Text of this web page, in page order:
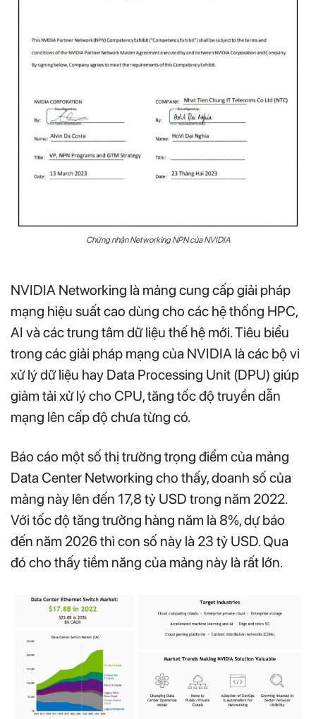
Chứng nhận Networking NPN của NVIDIA
NVIDIA Networking là mảng cung cấp giải pháp
mạng hiệu suất cao dùng cho các hệ thống HPC,
AI và các trung tâm dữ liệu thế hệ mới. Tiêu biểu
trong các giải pháp mạng của NVIDIA là các bộ vi
xử lý dữ liệu hay Data Processing Unit (DPU) giúp
giảm tải xử lý cho CPU, tăng tốc độ truyền dẫn
mạng lên cấp độ chưa từng có.
Báo cáo một số thị trường trọng điểm của mảng
Data Center Networking cho thấy, doanh số của
mảng này lên đến 17,8 tỷ USD trong năm 2022.
Với tốc độ tăng trưởng hàng năm là 8%, dự báo
đến năm 2026 thì con số này là 23 tỷ USD. Qua
đó cho thấy tiềm năng của mảng này là rất lớn.